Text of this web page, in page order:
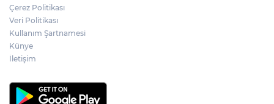
Çerez Politikası
Veri Politikası
Kullanım Şartnamesi
Künye
İletişim